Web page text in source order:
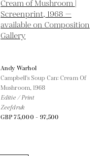
Andy Warhol
Campbell's Soup Can: Cream Of
Mushroom, 1968
Editie / Print
Zeefdruk
GBP 75,000 - 97,500